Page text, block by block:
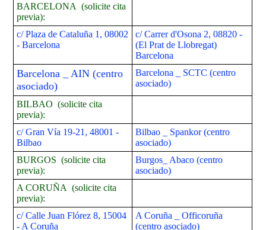
BARCELONA (solicite cita
previa):
c/ Plaza de Cataluña 1, 08002
- Barcelona
c/ Carrer d'Osona 2, 08820 -
(El Prat de Llobregat)
Barcelona
Barcelona _ AIN (centro
asociado)
Barcelona _ SCTC (centro
asociado)
BILBAO (solicite cita
previa):
c/ Gran Vía 19-21, 48001 -
Bilbao
Bilbao _ Spankor (centro
asociado)
BURGOS (solicite cita
previa):
Burgos_ Abaco (centro
asociado)
A CORUÑA (solicite cita
previa):
c/ Calle Juan Flórez 8, 15004
- A Coruña
A Coruña _ Officoruña
(centro asociado)